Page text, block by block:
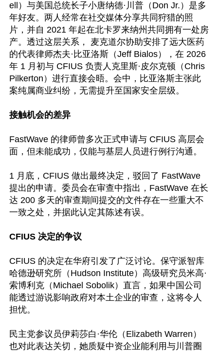
ell）与美国总统长子小唐纳德·川普（Don Jr.）是多
年好友。两人经常在社交媒体分享共同狩猎的照
片，并自 2021 年起在北卡罗来纳州共同拥有一处房
产。透过这层关系， 麦克道尔协助安排了远大医药
的代表律师杰夫·比亚洛斯（Jeff Bialos），在 2026
年 1 月初与 CFIUS 负责人克里斯·皮尔克顿（Chris
Pilkerton）进行直接会晤。会中，比亚洛斯主张此
案纯属商业纠纷，无需提升至国家安全层级。
接触机会的差异
FastWave 的律师曾多次正式申请与 CFIUS 高层会
面，但未能成功，仅能与基层人员进行例行沟通。
1 月底，CFIUS 做出最终决定，驳回了 FastWave
提出的申请。委员会在审查中指出，FastWave 在长
达 200 多天的审查期间提交的文件存在一些重大不
一致之处，并据此认定其陈述有误。
CFIUS 决定的争议
CFIUS 的决定在华府引发了广泛讨论。保守派智库
哈德逊研究所（Hudson Institute）高级研究员米高·
索博利克（Michael Sobolik）直言，如果中国公司
能透过游说影响政府对本土企业的审查，这将令人
担忧。
民主党参议员伊莉莎白·华伦（Elizabeth Warren）
也对此表达关切，她质疑中资企业能利用与川普圈